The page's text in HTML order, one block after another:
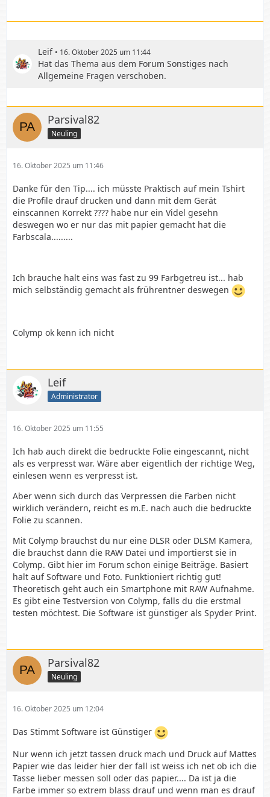
Leif 16. Oktober 2025 um 11:44
Hat das Thema aus dem Forum Sonstiges nach
Allgemeine Fragen verschoben.
Parsival82
Neuling
16. Oktober 2025 um 11:46
Danke für den Tip.... ich müsste Praktisch auf mein Tshirt
die Profile drauf drucken und dann mit dem Gerät
einscannen Korrekt ???? habe nur ein Videl gesehn
deswegen wo er nur das mit papier gemacht hat die
Farbscala.........
Ich brauche halt eins was fast zu 99 Farbgetreu ist... hab
mich selbständig gemacht als frührentner deswegen
Colymp ok kenn ich nicht
Leif
Administrator
16. Oktober 2025 um 11:55
Ich hab auch direkt die bedruckte Folie eingescannt, nicht
als es verpresst war. Wäre aber eigentlich der richtige Weg,
einlesen wenn es verpresst ist.
Aber wenn sich durch das Verpressen die Farben nicht
wirklich verändern, reicht es m.E. nach auch die bedruckte
Folie zu scannen.
Mit Colymp brauchst du nur eine DLSR oder DLSM Kamera,
die brauchst dann die RAW Datei und importierst sie in
Colymp. Gibt hier im Forum schon einige Beiträge. Basiert
halt auf Software und Foto. Funktioniert richtig gut!
Theoretisch geht auch ein Smartphone mit RAW Aufnahme.
Es gibt eine Testversion von Colymp, falls du die erstmal
testen möchtest. Die Software ist günstiger als Spyder Print.
Parsival82
Neuling
16. Oktober 2025 um 12:04
Das Stimmt Software ist Günstiger
Nur wenn ich jetzt tassen druck mach und Druck auf Mattes
Papier wie das leider hier der fall ist weiss ich net ob ich die
Tasse lieber messen soll oder das papier.... Da ist ja die
Farbe immer so extrem blass drauf und wenn man es drauf